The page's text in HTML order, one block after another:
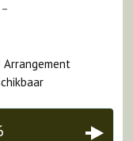
Arrangement